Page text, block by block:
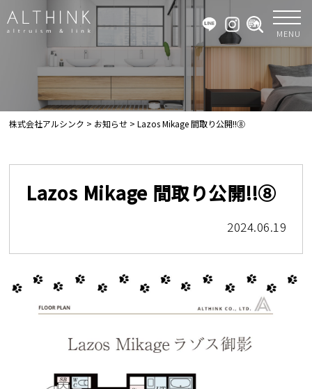
MENU
株式会社アルシンク > お知らせ >Lazos Mikage 間取り公開!!⑧
Lazos Mikage 間取り公開!!⑧
2024.06.19